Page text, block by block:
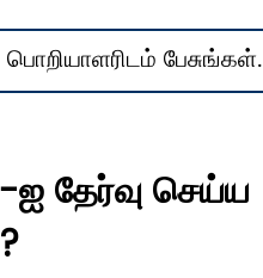
பொறியாளரிடம் பேசுங்கள்.
தேர்வு செய்ய